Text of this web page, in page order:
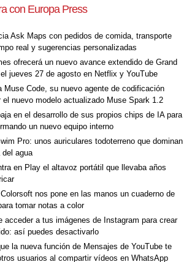
con Europa Press
Ask Maps con pedidos de comida, transporte
real y sugerencias personalizadas
ofrecerá un nuevo avance extendido de Grand
jueves 27 de agosto en Netflix y YouTube
Muse Code, su nuevo agente de codificación
el nuevo modelo actualizado Muse Spark 1.2
en el desarrollo de sus propios chips de IA para
un nuevo equipo interno
Pro: unos auriculares todoterreno que dominan
del agua
en Play el altavoz portátil que llevaba años
nos pone en las manos un cuaderno de
tomar notas a color
acceder a tus imágenes de Instagram para crear
así puedes desactivarlo
la nueva función de Mensajes de YouTube te
usuarios al compartir vídeos en WhatsApp